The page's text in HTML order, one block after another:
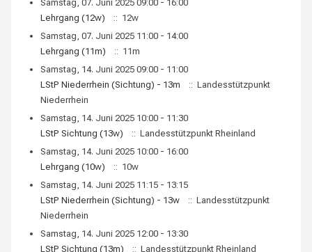
Samstag, 07. Juni 2025 09:00 - 16:00
Lehrgang (12w)
:: 12w
Samstag, 07. Juni 2025 11:00 - 14:00
Lehrgang (11m)
:: 11m
Samstag, 14. Juni 2025 09:00 - 11:00
LStP Niederrhein (Sichtung) - 13m
:: Landesstützpunkt
Niederrhein
Samstag, 14. Juni 2025 10:00 - 11:30
LStP Sichtung (13w)
:: Landesstützpunkt Rheinland
Samstag, 14. Juni 2025 10:00 - 16:00
Lehrgang (10w)
:: 10w
Samstag, 14. Juni 2025 11:15 - 13:15
LStP Niederrhein (Sichtung) - 13w
:: Landesstützpunkt
Niederrhein
Samstag, 14. Juni 2025 12:00 - 13:30
LStP Sichtung (13m)
:: Landesstützpunkt Rheinland